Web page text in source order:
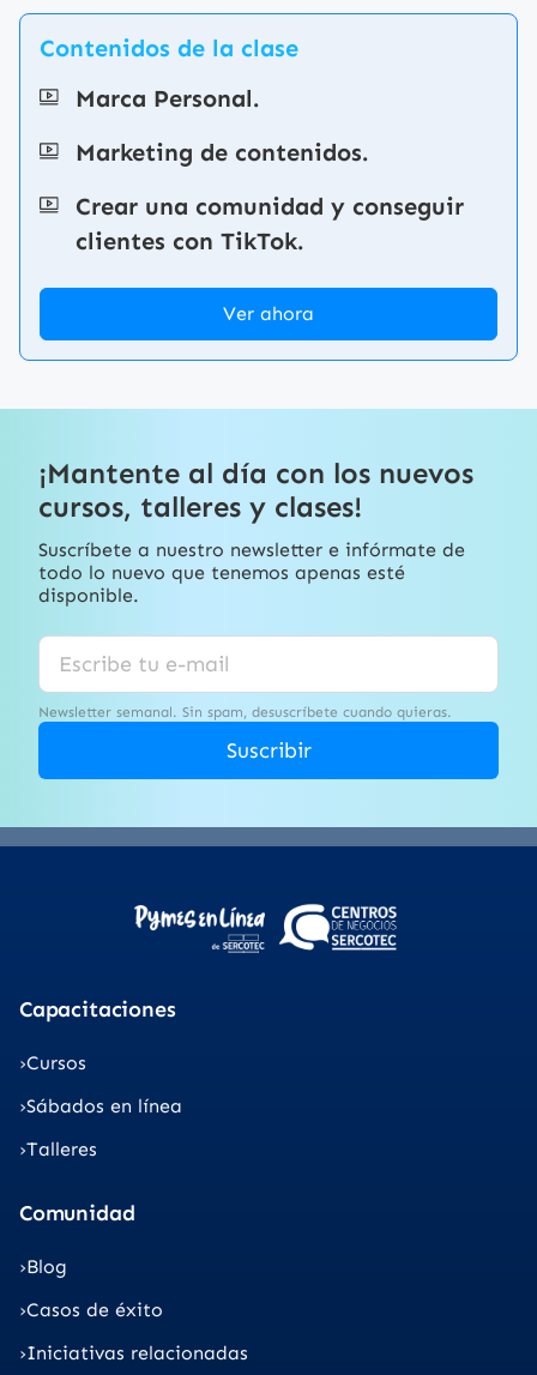
Contenidos de la clase
Marca Personal.
Marketing de contenidos.
Crear una comunidad y conseguir
clientes con TikTok.
Ver ahora
¡Mantente al día con los nuevos
cursos, talleres y clases!
Suscríbete a nuestro newsletter e infórmate de
todo lo nuevo que tenemos apenas esté
disponible.
Newsletter semanal. Sin spam, desuscríbete cuando quieras.
Suscribir
Capacitaciones
Cursos
Sábados en línea
Talleres
Comunidad
Blog
Casos de éxito
Iniciativas relacionadas